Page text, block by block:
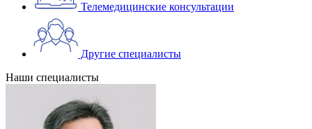
Телемедицинские консультации
Другие специалисты
Наши специалисты